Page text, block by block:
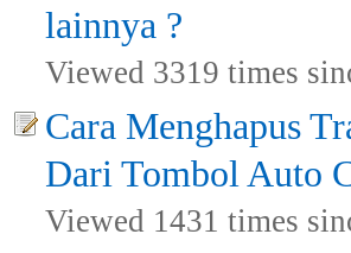
lainnya ?
Viewed 3319 times
Cara Menghapus
Dari Tombol Auto
Viewed 1431 times